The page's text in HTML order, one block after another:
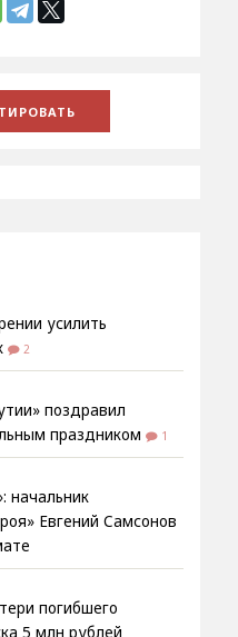
усилить
2
поздравил
праздником
1
начальник
Евгений Самсонов
погибшего
5 млн рублей